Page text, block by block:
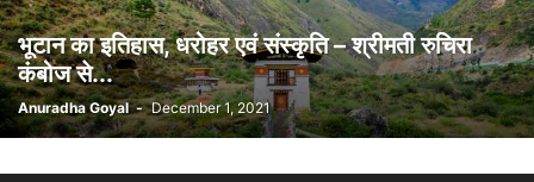
भूटान का इतिहास, धरोहर एवं संस्कृति – श्रीमती रुचिरा
कंबोज से...
Anuradha Goyal - December 1, 2021